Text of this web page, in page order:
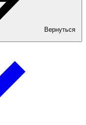
Вернуться